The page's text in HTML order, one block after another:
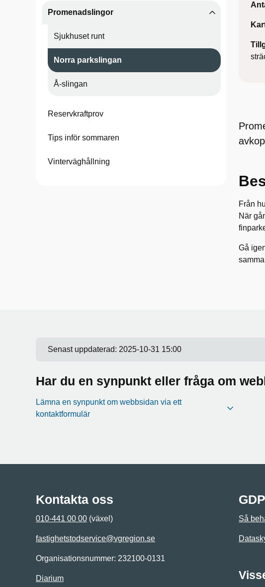
Promenadslingor
Sjukhuset runt
Norra parkslingan
Å-slingan
Reservkraftprov
Tips inför sommaren
Vinterväghållning
Från
När
Gå
Senast uppdaterad: 2025-10-31 15:00
Har du en synpunkt eller fråga om
Lämna en synpunkt om webbsidan via ett
kontaktformulär
Kontakta oss
010-441 00 00 (växel)
fastighetstodservice@vgregion.se
Organisationsnummer: 232100-0131
Diarium
Så